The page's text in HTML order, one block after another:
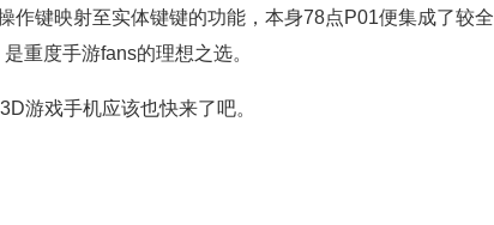
作键映射至实体键键的功能，本身78点P01便集成了较全
重度手游fans的理想之选。
游戏手机应该也快来了吧。